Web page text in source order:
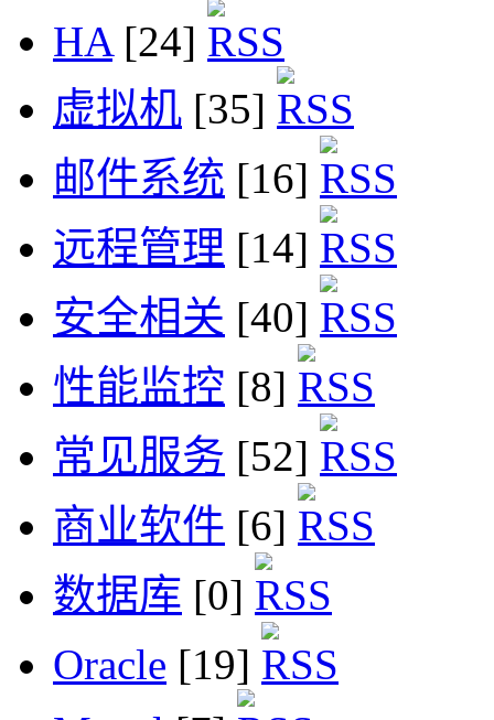
HA[24]
虚拟机 [35]
邮件系统 [16]
远程管理 [14]
安全相关 [40]
性能监控 [8]
常见服务 [52]
商业软件 [6]
数据库 [0]
Oracle [19]